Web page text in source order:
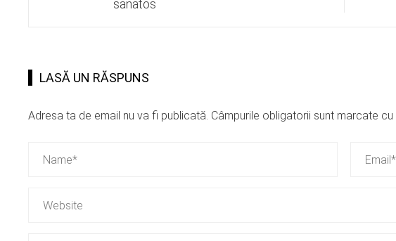
sanatos
LASĂ UN RĂSPUNS
Adresa ta de email nu va fi publicată. Câmpurile obligatorii sunt marcate cu